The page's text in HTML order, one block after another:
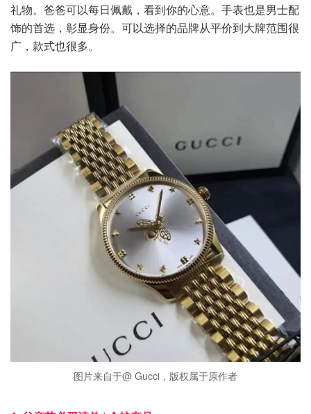
礼物。爸爸可以每日佩戴，看到你的心意。手表也是男士配
饰的首选，彰显身份。可以选择的品牌从平价到大牌范围很
广，款式也很多。
图片来自于@ Gucci，版权属于原作者